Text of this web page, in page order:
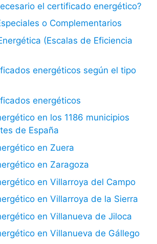
el certificado energético?
o Complementarios
(Escalas de Eficiencia
energéticos según el tipo
energéticos
en los 1186 municipios
de España
en Zuera
en Zaragoza
en Villarroya del Campo
en Villarroya de la Sierra
en Villanueva de Jiloca
en Villanueva de Gállego